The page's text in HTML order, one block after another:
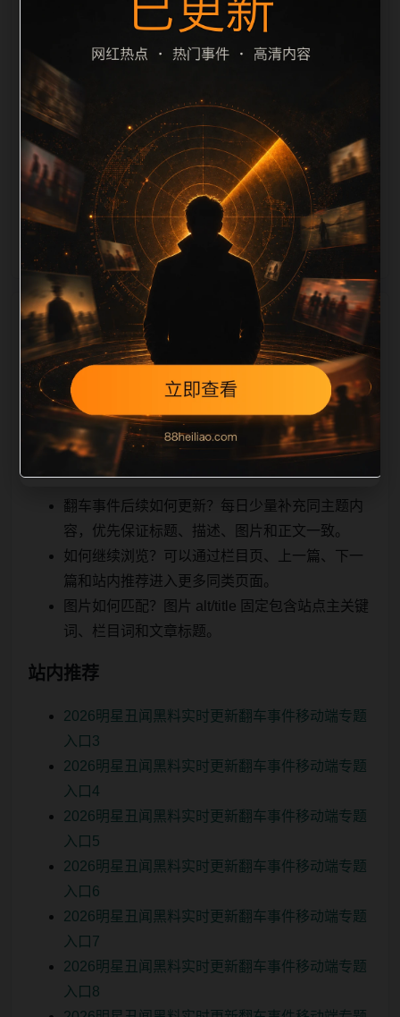
description 长度过滤。如果同一主题下有多个相近页
面，应通过不同角度补充事件背景、访问场景、相关问
题或专题入口，降低站群页面之间的重复感。页面底部
保留同类推荐、上一篇下一篇和 sitemap 入口，保证重
要页面点击深度尽量控制在三次以内。正文维护时可按
用户搜索路径补充三类信息：入口是否稳定、同栏目还
有哪些可继续阅读、移动端打开时图片和摘要是否一
致。每次新增内容后同步检查标题、description、
canonical、主题图、alt、title和推荐链接，确保页面既
能被搜索引擎理解
相关问题与推荐
，也能让真实用户顺着栏目继续浏览。同站连续更新时
避免重复标题和重复首段，优先补充不同关键词、不同
栏目词和不同问题角度。栏目页则保留清晰入口，方便
后续专题自动归集。发布后按真实浏览器复查首屏、图
片、跳转体验、相关推荐和加载速度。
翻车事件后续如何更新？每日少量补充同主题内
容，优先保证标题、描述、图片和正文一致。
如何继续浏览？可以通过栏目页、上一篇、下一
篇和站内推荐进入更多同类页面。
图片如何匹配？图片 alt/title 固定包含站点主关键
词、栏目词和文章标题。
站内推荐
2026明星丑闻黑料实时更新翻车事件移动端专题
入口3
2026明星丑闻黑料实时更新翻车事件移动端专题
入口4
2026明星丑闻黑料实时更新翻车事件移动端专题
入口5
2026明星丑闻黑料实时更新翻车事件移动端专题
入口6
2026明星丑闻黑料实时更新翻车事件移动端专题
入口7
2026明星丑闻黑料实时更新翻车事件移动端专题
入口8